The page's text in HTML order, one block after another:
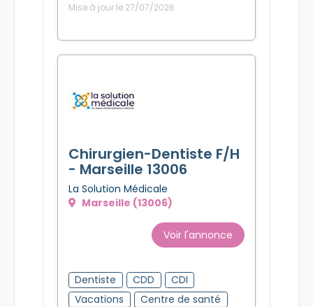
Mise à jour le 27/07/2026
Chirurgien-Dentiste F/H
- Marseille 13006
La Solution Médicale
Marseille (13006)
Voir l'annonce
Dentiste CDD
CDI
Vacations
Centre de santé